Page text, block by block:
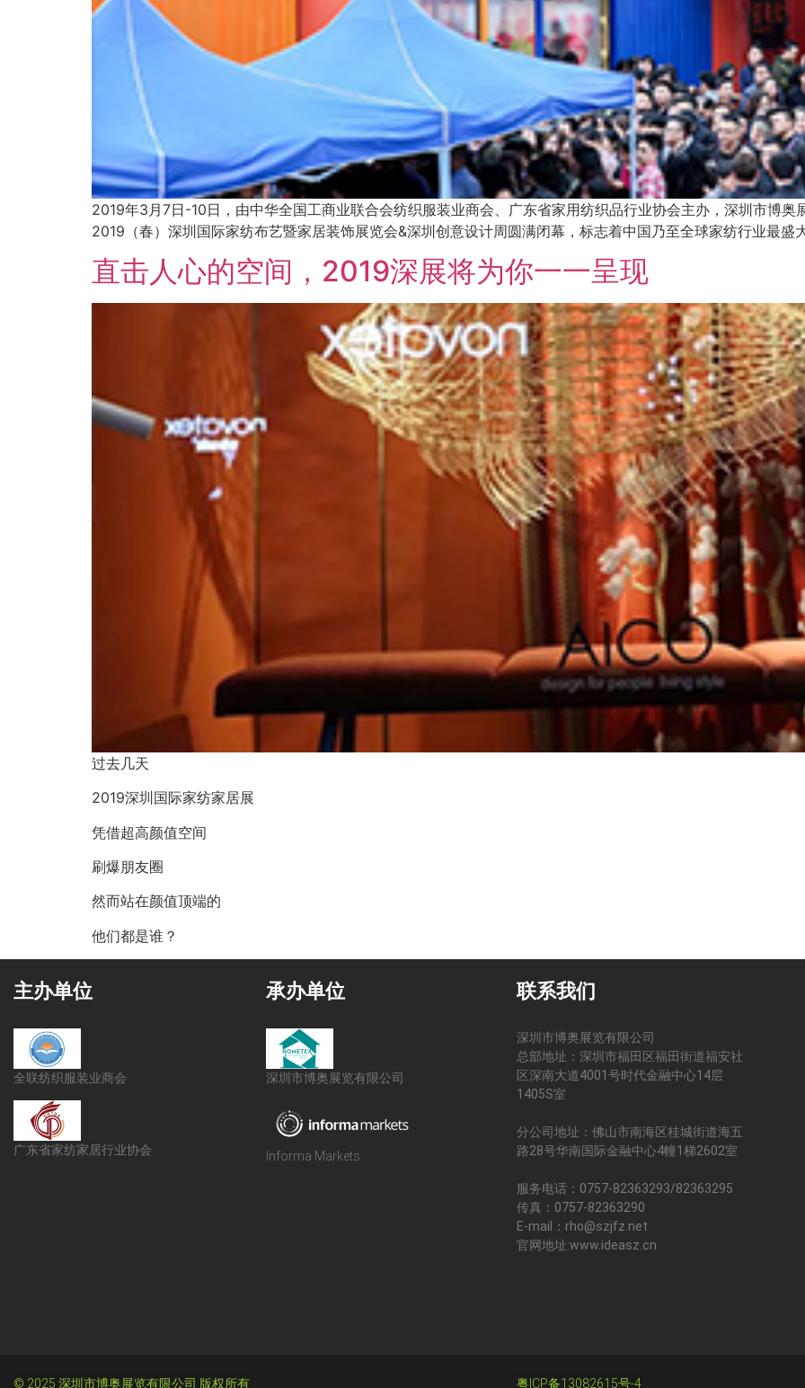
2019年3月7日-10日，由中华全国工商业联合会纺织服装业商会、广东省家用纺织品行业协会主办，深圳市博奥
2019（春）深圳国际家纺布艺暨家居装饰展览会&深圳创意设计周圆满闭幕，标志着中国乃至全球家纺行业最盛
直击人心的空间，2019深展将为你一一呈现
过去几天
2019深圳国际家纺家居展
凭借超高颜值空间
刷爆朋友圈
然而站在颜值顶端的
他们都是谁？
主办单位
全联纺织服装业商会
广东省家纺家居行业协会
承办单位
深圳市博奥展览有限公司
Informa Markets
联系我们
深圳市博奥展览有限公司
总部地址：深圳市福田区福田街道福安社
区深南大道4001号时代金融中心14层
1405S室
分公司地址：佛山市南海区桂城街道海五
路28号华南国际金融中心4幢1梯2602室
服务电话：0757-82363293/82363295
传真：0757-82363290
E-mail：rho@szjfz.net
官网地址:www.ideasz.cn
© 2025 深圳市博奥展览有限公司 版权所有 粤ICP备13082615号-4